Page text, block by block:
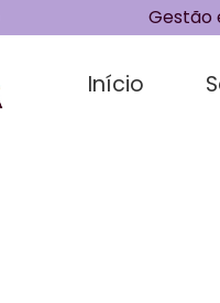
Gestão
Início